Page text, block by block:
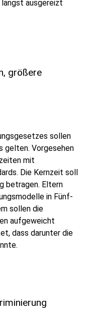
längst ausgereizt
größere
sollen
gelten. Vorgesehen
mit
Die Kernzeit soll
betragen. Eltern
in Fünf-
sollen die
aufgeweicht
dass darunter die